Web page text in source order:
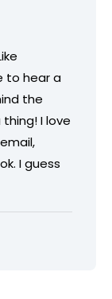
to hear a
the
I love
I guess